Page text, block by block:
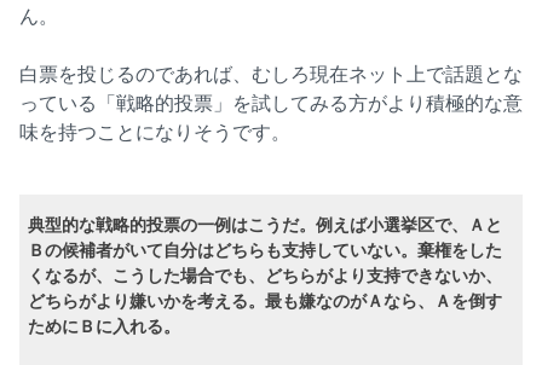
ん。
白票を投じるのであれば、むしろ現在ネット上で話題とな
っている「戦略的投票」を試してみる方がより積極的な意
味を持つことになりそうです。
典型的な戦略的投票の一例はこうだ。例えば小選挙区で、Ａと
Ｂの候補者がいて自分はどちらも支持していない。棄権をした
くなるが、こうした場合でも、どちらがより支持できないか、
どちらがより嫌いかを考える。最も嫌なのがＡなら、Ａを倒す
ためにＢに入れる。